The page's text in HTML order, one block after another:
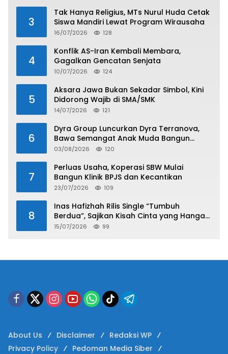
3
Tak Hanya Religius, MTs Nurul Huda Cetak
Siswa Mandiri Lewat Program Wirausaha
16/07/2026 128
4
Konflik AS-Iran Kembali Membara,
Gagalkan Gencatan Senjata
10/07/2026 124
5
Aksara Jawa Bukan Sekadar Simbol, Kini
Didorong Wajib di SMA/SMK
14/07/2026 121
6
Dyra Group Luncurkan Dyra Terranova,
Bawa Semangat Anak Muda Bangun
Masa Depan Properti Batam
03/08/2026 120
7
Perluas Usaha, Koperasi SBW Mulai
Bangun Klinik BPJS dan Kecantikan
23/07/2026 109
8
Inas Hafizhah Rilis Single “Tumbuh
Berdua”, Sajikan Kisah Cinta yang Hangat
dan Easy Listening
15/07/2026 99
About Us Disclaimer
Redaksi WP
Privacy Policy
Pedoman Media Siber